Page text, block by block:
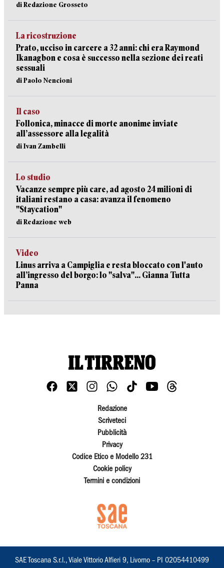
di Redazione Grosseto
La ricostruzione
Prato, ucciso in carcere a 32 anni: chi era Raymond
Ikanagbon e cosa è successo nella sezione dei reati
sessuali
di Paolo Nencioni
Il caso
Follonica, minacce di morte anonime inviate
all’assessore alla legalità
di Ivan Zambelli
Lo studio
Vacanze sempre più care, ad agosto 24 milioni di
italiani restano a casa: avanza il fenomeno
"Staycation"
di Redazione web
Video
Linus arriva a Campiglia e resta bloccato con l'auto
all’ingresso del borgo: lo "salva"... Gianna Tutta
Panna
Redazione
Scriveteci
Pubblicità
Privacy
Codice Etico e Modello 231
Cookie policy
Termini e condizioni
SAE Toscana S.r.l., Viale Vittorio Alfieri 9, Livorno – PI 02054410499